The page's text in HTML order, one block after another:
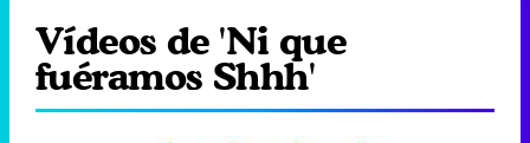
Vídeos de 'Ni que
fuéramos Shhh'